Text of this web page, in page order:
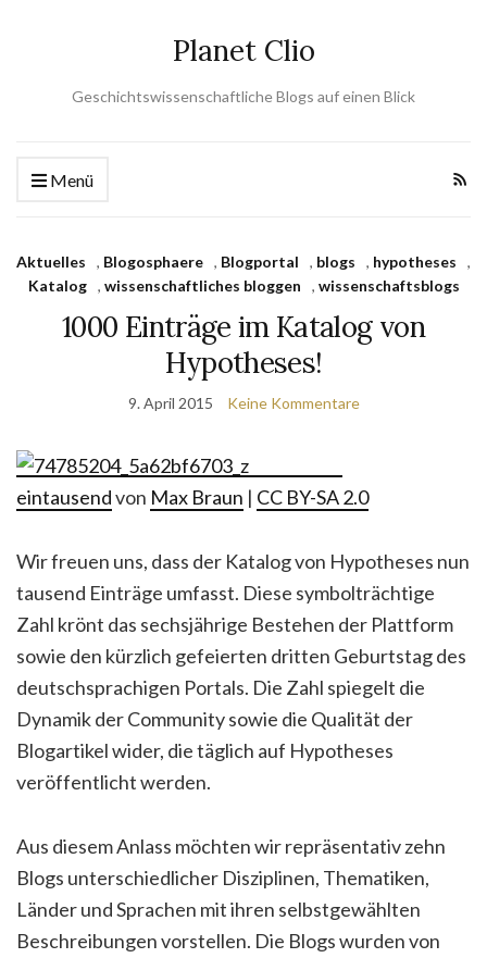
Planet Clio
Geschichtswissenschaftliche Blogs auf einen Blick
Menü
Aktuelles , Blogosphaere , Blogportal , blogs , hypotheses
,
Katalog
, wissenschaftliches bloggen , wissenschaftsblogs
1000 Einträge im Katalog von
Hypotheses!
9. April 2015 Keine Kommentare
eintausendvon Max Braun | CC BY-SA 2.0
Wir freuen uns, dass der Katalog von Hypotheses nun
tausend Einträge umfasst. Diese symbolträchtige
Zahl krönt das sechsjährige Bestehen der Plattform
sowie den kürzlich gefeierten dritten Geburtstag des
deutschsprachigen Portals. Die Zahl spiegelt die
Dynamik der Community sowie die Qualität der
Blogartikel wider, die täglich auf Hypotheses
veröffentlicht werden.
Aus diesem Anlass möchten wir repräsentativ zehn
Blogs unterschiedlicher Disziplinen, Thematiken,
Länder und Sprachen mit ihren selbstgewählten
Beschreibungen vorstellen. Die Blogs wurden von